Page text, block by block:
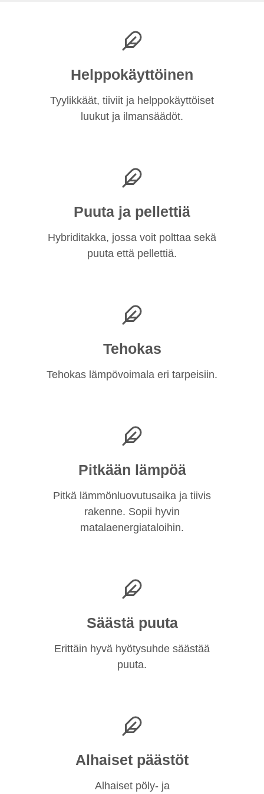
Helppokäyttöinen
Tyylikkäät, tiiviit ja helppokäyttöiset
luukut ja ilmansäädöt.
Puuta ja pellettiä
Hybriditakka, jossa voit polttaa sekä
puuta että pellettiä.
Tehokas
Tehokas lämpövoimala eri tarpeisiin.
Pitkään lämpöä
Pitkä lämmönluovutusaika ja tiivis
rakenne. Sopii hyvin
matalaenergiataloihin.
Säästä puuta
Erittäin hyvä hyötysuhde säästää
puuta.
Alhaiset päästöt
Alhaiset pöly- ja